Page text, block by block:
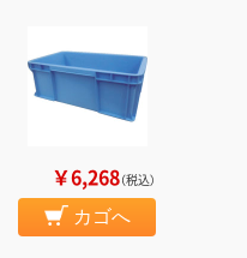
￥6,268（税込）
カゴへ